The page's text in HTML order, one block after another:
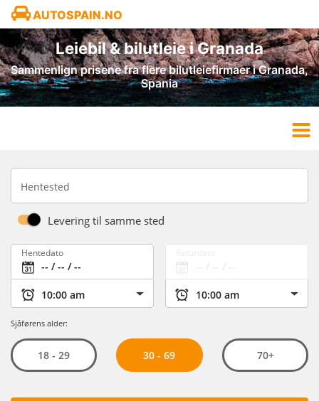
AUTOSPAIN.NO
Leiebil & bilutleie i Granada
Sammenlign prisene fra flere bilutleiefirmaer i Granada,
Spania